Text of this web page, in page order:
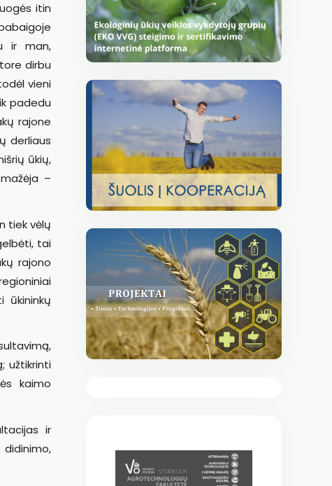
itin
ir man,
dirbu
vieni
padedu
rajone
derliaus
ūkių,
–
tiek vėlų
tai
rajono
ūkininkų
užtikrinti
kaimo
ir
didinimo,